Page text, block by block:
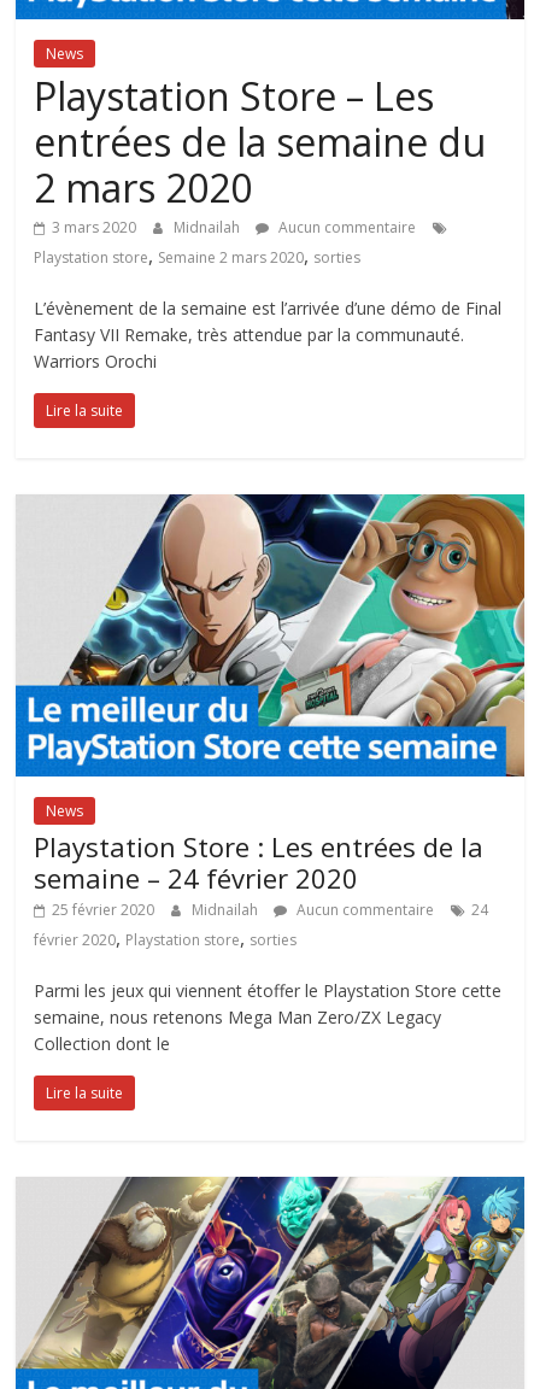
News
Playstation Store – Les
entrées de la semaine du
2 mars 2020
3 mars 2020 Midnailah
Aucun commentaire
Playstation store, Semaine 2 mars 2020, sorties
L’évènement de la semaine est l’arrivée d’une démo de Final
Fantasy VII Remake, très attendue par la communauté.
Warriors Orochi
Lire la suite
News
Playstation Store : Les entrées de la
semaine – 24 février 2020
25 février 2020 Midnailah Aucun commentaire
24
février 2020, Playstation store, sorties
Parmi les jeux qui viennent étoffer le Playstation Store cette
semaine, nous retenons Mega Man Zero/ZX Legacy
Collection dont le
Lire la suite